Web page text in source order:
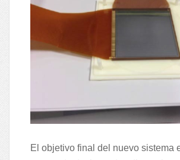
El objetivo final del nuevo sistema